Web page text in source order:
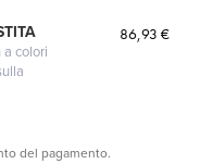
a colori
86,93 €
del pagamento.